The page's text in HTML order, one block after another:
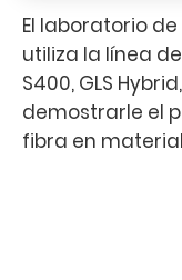
El laboratorio
utiliza la línea
S400, GLS
demostrarle el
fibra en